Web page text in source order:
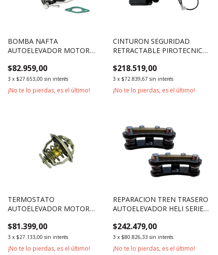
BOMBA NAFTA
AUTOELEVADOR MOTOR
$82.959,00
3 x $27.653,00 sin interés
¡No te lo pierdas, es el último!
CINTURON SEGURIDAD
RETRACTABLE PIROTECNICO
$218.519,00
3 x $72.839,67 sin interés
¡No te lo pierdas, es el último!
TERMOSTATO
AUTOELEVADOR MOTOR
K21 K25
$81.399,00
3 x $27.133,00 sin interés
¡No te lo pierdas, es el último!
REPARACION TREN TRASERO
AUTOELEVADOR HELI SERIE
$242.479,00
3 x $80.826,33 sin interés
¡No te lo pierdas, es el último!